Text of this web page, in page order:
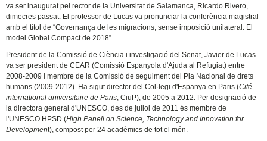
va ser inaugurat pel rector de la Universitat de Salamanca, Ricardo Rivero,
dimecres passat. El professor de Lucas va pronunciar la conferència magistral
amb el títol de “Governança de les migracions, sense imposició unilateral. El
model Global Compact de 2018”.
President de la Comissió de Ciència i investigació del Senat, Javier de Lucas
va ser president de CEAR (Comissió Espanyola d'Ajuda al Refugiat) entre
2008-2009 i membre de la Comissió de seguiment del Pla Nacional de drets
humans (2009-2012). Ha sigut director del Col·legi d'Espanya en Paris (Cité
international universitaire de Paris, CiuP), de 2005 a 2012. Per designació de
la directora general d'UNESCO, des de juliol de 2011 és membre de
l'UNESCO HPSD (High Panell on Science, Technology and Innovation for
Development), compost per 24 acadèmics de tot el món.